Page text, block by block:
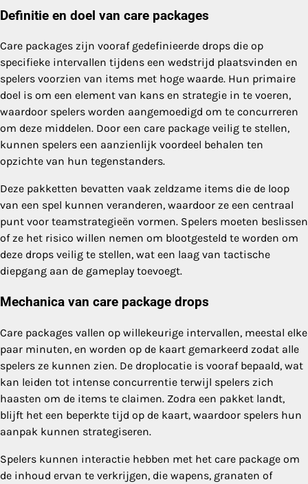
Definitie en doel van care packages
Care packages zijn vooraf gedefinieerde drops die op
specifieke intervallen tijdens een wedstrijd plaatsvinden en
spelers voorzien van items met hoge waarde. Hun primaire
doel is om een element van kans en strategie in te voeren,
waardoor spelers worden aangemoedigd om te concurreren
om deze middelen. Door een care package veilig te stellen,
kunnen spelers een aanzienlijk voordeel behalen ten
opzichte van hun tegenstanders.
Deze pakketten bevatten vaak zeldzame items die de loop
van een spel kunnen veranderen, waardoor ze een centraal
punt voor teamstrategieën vormen. Spelers moeten beslissen
of ze het risico willen nemen om blootgesteld te worden om
deze drops veilig te stellen, wat een laag van tactische
diepgang aan de gameplay toevoegt.
Mechanica van care package drops
Care packages vallen op willekeurige intervallen, meestal elke
paar minuten, en worden op de kaart gemarkeerd zodat alle
spelers ze kunnen zien. De droplocatie is vooraf bepaald, wat
kan leiden tot intense concurrentie terwijl spelers zich
haasten om de items te claimen. Zodra een pakket landt,
blijft het een beperkte tijd op de kaart, waardoor spelers hun
aanpak kunnen strategiseren.
Spelers kunnen interactie hebben met het care package om
de inhoud ervan te verkrijgen, die wapens, granaten of